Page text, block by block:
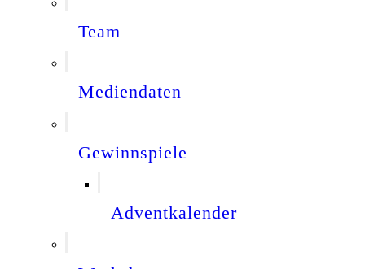
Team
Mediendaten
Gewinnspiele
Adventkalender